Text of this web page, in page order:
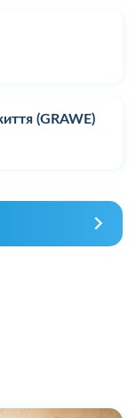
(GRAWE)